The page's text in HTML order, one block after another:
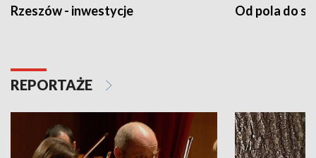
Rzeszów - inwestycje Od pola do
REPORTAŻE